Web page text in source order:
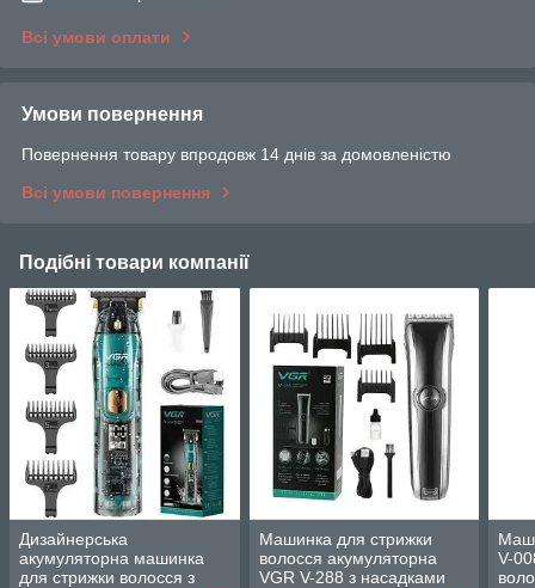
Всі умови оплати
Умови повернення
Повернення товару впродовж 14 днів за домовленістю
Всі умови повернення
Подібні товари компанії
Дизайнерська
акумуляторна машинка
для стрижки волосся з
Машинка для стрижки
волосся акумуляторна
VGR V-288 з насадками
V-